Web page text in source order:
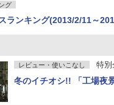
グ
ランキング(2013/2/11～
レビュー・使いこなし 特別
冬のイチオシ!! 「工場夜